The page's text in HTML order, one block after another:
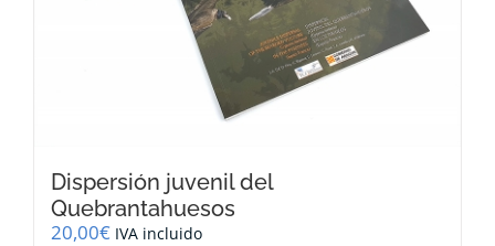
Dispersión juvenil del
Quebrantahuesos
20,00€ IVA incluido